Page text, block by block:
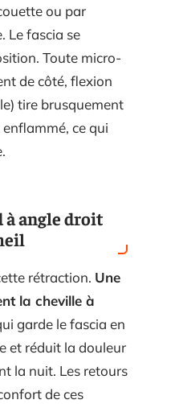
ou par
Le fascia se
Toute micro-
de côté, flexion
tire brusquement
ce qui
angle droit
rétraction. Une
la cheville à
garde le fascia en
et réduit la douleur
la nuit. Les retours
de ces